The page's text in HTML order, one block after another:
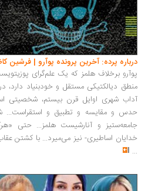
درباره پرده: آخرین پرونده پوآرو | فرشین
پوآرو برخلاف هلمز که یک علم‌گرای
منطق دیالکتیکی مستقل و خودبنیاد دارد،
آداب شهری اوایل قرن بیستم، شخصیتی
حدس و مقایسه و تطبیق و استقراست...
جامعه‌ستیز و آنارشیست هلمز... حتی
خدایان اساطیری- نیز می‌‌میرد... با کشتن
...